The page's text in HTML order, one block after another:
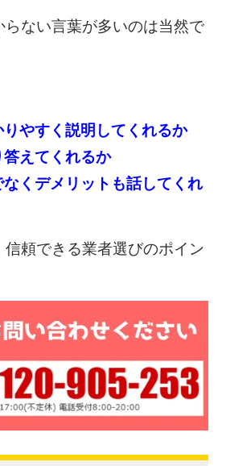
らない言葉が多いのは当然で
やすく説明してくれるか
えてくれるか
くデメリットも話してくれ
信頼できる業者選びのポイン